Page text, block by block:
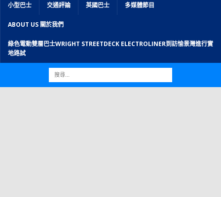
小型巴士 交通評論 英國巴士 多媒體節目
ABOUT US 關於我們
綠色電動雙層巴士WRIGHT STREETDECK ELECTROLINER到訪愉景灣進行實
地路試